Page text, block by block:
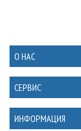
О НАС
СЕРВИС
ИНФОРМАЦИЯ